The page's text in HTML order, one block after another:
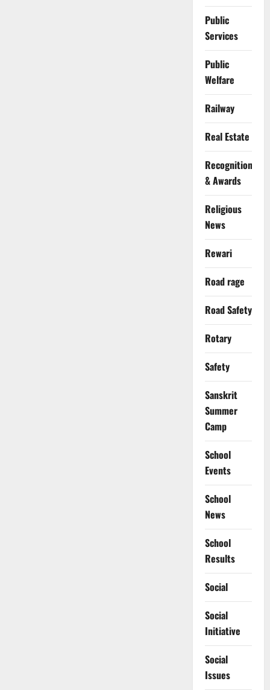
Public
Services
Public
Welfare
Railway
Real Estate
Recognition
& Awards
Religious
News
Rewari
Road rage
Road Safety
Rotary
Safety
Sanskrit
Summer
Camp
School
Events
School
News
School
Results
Social
Social
Initiative
Social
Issues